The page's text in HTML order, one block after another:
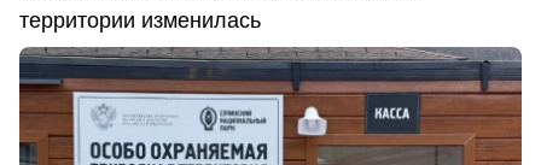
территории изменилась